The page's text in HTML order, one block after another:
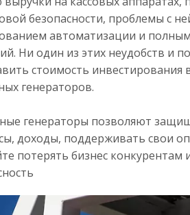
безопасности, проблемы с
автоматизации и
Ни один из этих неудобств и
стоимость
генераторов.
генераторы позволяют
доходы, поддерживать свои
потерять бизнес